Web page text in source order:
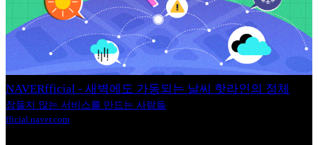
NAVERfficial - 새벽에도 가동되는 날씨 핫라인의 정체
잠들지 않는 서비스를 만드는 사람들
fficial.naver.com